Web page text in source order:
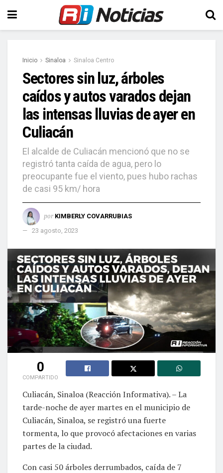
Inicio Sinaloa Sinaloa Centro
Sectores sin luz, árboles
caídos y autos varados dejan
las intensas lluvias de ayer en
Culiacán
El alcalde de Culiacán mencionó que no se
registró tanta caída de agua, pero lo
preocupante fue el viento, pues hubo rachas
de casi 95 km/ hora
por KIMBERLY COVARRUBIAS
23 agosto, 2023
0
COMPARTIDO
Culiacán, Sinaloa (Reacción Informativa). – La
tarde-noche de ayer martes en el municipio de
Culiacán, Sinaloa, se registró una fuerte
tormenta, lo que provocó afectaciones en varias
partes de la ciudad.
Con casi 50 árboles derrumbados, caída de 7